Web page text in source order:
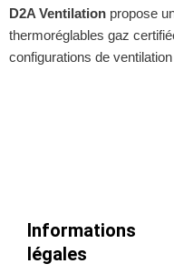
D2A Ventilation propose
thermoréglables gaz
configurations de
Informations
légales